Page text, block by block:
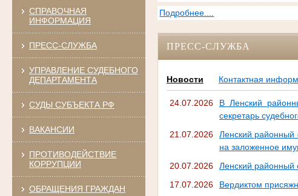
СПРАВОЧНАЯ
ИНФОРМАЦИЯ
ПРЕСС-СЛУЖБА
УПРАВЛЕНИЕ СУДЕБНОГО
ДЕПАРТАМЕНТА
СУДЫ СУБЪЕКТА РФ
ВАКАНСИИ
ПРОТИВОДЕЙСТВИЕ
КОРРУПЦИИ
ОБРАЩЕНИЯ ГРАЖДАН
Подробнее....
ПРЕСС-СЛУЖБА
Новости Контактная
24.07.2026
В Ленский
секретарь
21.07.2026
Ленский районный
на заложенное
20.07.2026
Ленский районный
17.07.2026
Вердиктом